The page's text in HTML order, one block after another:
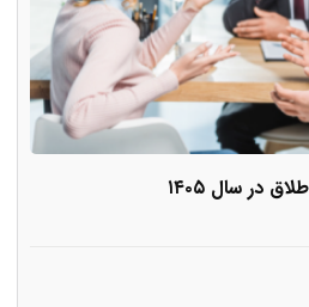
در سال ۱۴۰۵